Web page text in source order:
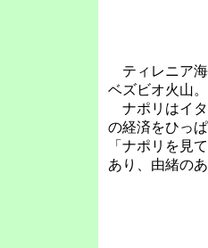
ティレニア海
ベズビオ火山。
ナポリはイタ
の経済をひっ
「ナポリを見
あり、由緒の